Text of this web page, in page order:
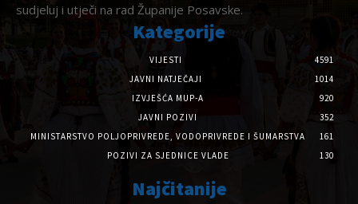
sudjeluj i utječi na rad Županije Posavske.
Kategorije
VIJESTI
4591
JAVNI NATJEČAJI
1014
IZVJEŠĆA MUP-A
920
JAVNI POZIVI
352
MINISTARSTVO POLJOPRIVREDE, VODOPRIVREDE I ŠUMARSTVA
161
POZIVI ZA SJEDNICE VLADE
130
Najčitanije